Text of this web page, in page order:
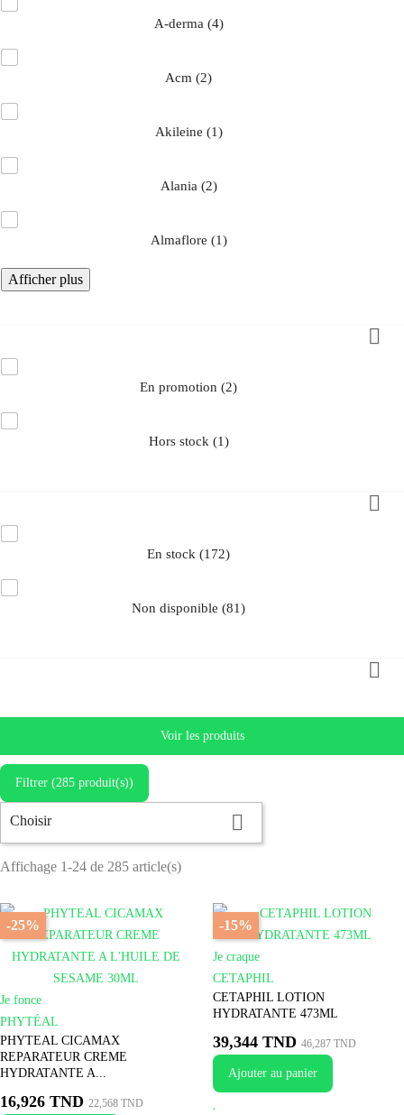
a-derma (4)
acm (2)
akileine (1)
alania (2)
almaflore (1)
Afficher plus

en promotion (2)
hors stock (1)

en stock (172)
non disponible (81)

Voir les produits
Filtrer (285 produit(s))
Choisir 
Affichage 1-24 de 285 article(s)
Je fonce
-25%
PHYTÉAL
PHYTEAL CICAMAX
REPARATEUR CREME
HYDRATANTE A...
16,926 TND 22,568 TND
Je craque
-15%
CETAPHIL
CETAPHIL LOTION
HYDRATANTE 473ML
39,344 TND 46,287 TND
Ajouter au panier